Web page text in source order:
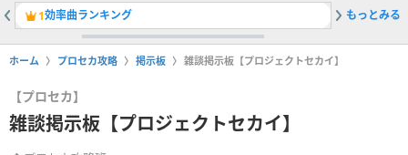
1効率曲ランキング 2天馬咲
もっとみる
ホーム プロセカ攻略 掲示板 雑談掲示板【プロジェクトセカイ】
【プロセカ】
雑談掲示板【プロジェクトセカイ】